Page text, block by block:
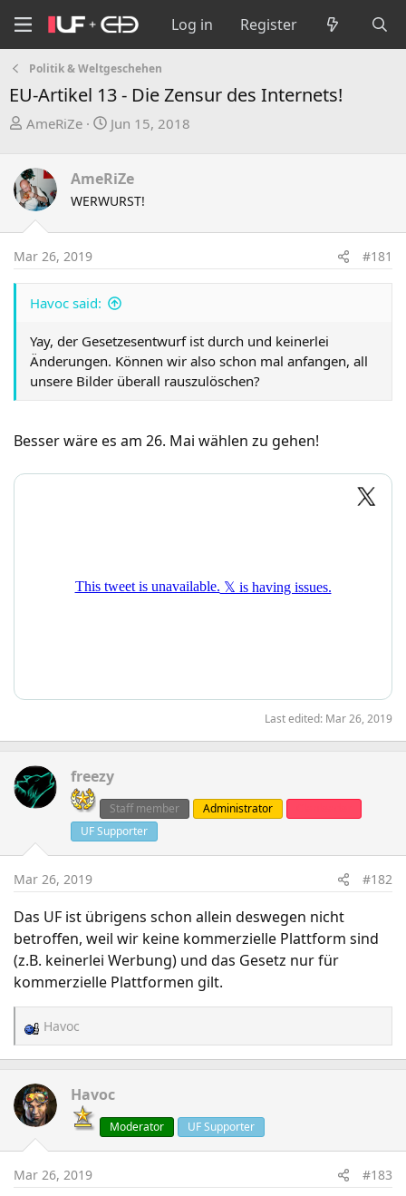
Log in Register
Politik & Weltgeschehen
EU-Artikel 13 - Die Zensur des Internets!
T
e
a
d
t
a
e
r
AmeRiZe
S
r
t
e
Jun 15, 2018
AmeRiZe
WERWURST!
Mar 26, 2019 #181
Havoc said:
Yay, der Gesetzesentwurf ist durch und keinerlei
Änderungen. Können wir also schon mal anfangen, all
unsere Bilder überall rauszulöschen?
Besser wäre es am 26. Mai wählen zu gehen!
Last edited: Mar 26, 2019
freezy
Staff member Administrator
UF Supporter
Mar 26, 2019 #182
Das UF ist übrigens schon allein deswegen nicht
betroffen, weil wir keine kommerzielle Plattform sind
(z.B. keinerlei Werbung) und das Gesetz nur für
kommerzielle Plattformen gilt.
R
c
t
i
o
n
s
Havoc
Havoc
Moderator UF Supporter
Mar 26, 2019 #183